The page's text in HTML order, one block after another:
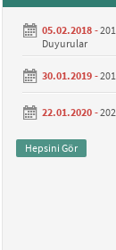
05.02.2018 -
Duyurular
30.01.2019 -
22.01.2020 -
Hepsini Gör